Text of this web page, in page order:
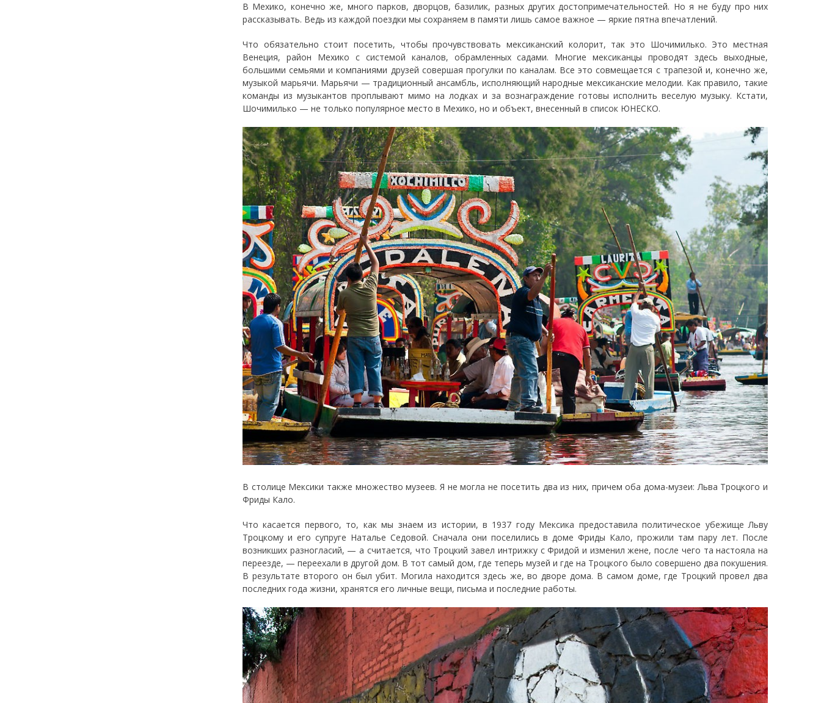
В Мехико, конечно же, много парков, дворцов, базилик, разных других достопримечательностей. Но я не буду про них
рассказывать. Ведь из каждой поездки мы сохраняем в памяти лишь самое важное — яркие пятна впечатлений.
Что обязательно стоит посетить, чтобы прочувствовать мексиканский колорит, так это Шочимилько. Это местная
Венеция, район Мехико с системой каналов, обрамленных садами. Многие мексиканцы проводят здесь выходные,
большими семьями и компаниями друзей совершая прогулки по каналам. Все это совмещается с трапезой и, конечно же,
музыкой марьячи. Марьячи — традиционный ансамбль, исполняющий народные мексиканские мелодии. Как правило, такие
команды из музыкантов проплывают мимо на лодках и за вознаграждение готовы исполнить веселую музыку. Кстати,
Шочимилько — не только популярное место в Мехико, но и объект, внесенный в список ЮНЕСКО.
В столице Мексики также множество музеев. Я не могла не посетить два из них, причем оба дома-музеи: Льва Троцкого и
Фриды Кало.
Что касается первого, то, как мы знаем из истории, в 1937 году Мексика предоставила политическое убежище Льву
Троцкому и его супруге Наталье Седовой. Сначала они поселились в доме Фриды Кало, прожили там пару лет. После
возникших разногласий, — а считается, что Троцкий завел интрижку с Фридой и изменил жене, после чего та настояла на
переезде, — переехали в другой дом. В тот самый дом, где теперь музей и где на Троцкого было совершено два покушения.
В результате второго он был убит. Могила находится здесь же, во дворе дома. В самом доме, где Троцкий провел два
последних года жизни, хранятся его личные вещи, письма и последние работы.